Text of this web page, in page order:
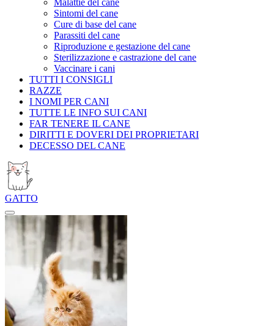
Malattie del cane
Sintomi del cane
Cure di base del cane
Parassiti del cane
Riproduzione e gestazione del cane
Sterilizzazione e castrazione del cane
Vaccinare i cani
TUTTI I CONSIGLI
RAZZE
I NOMI PER CANI
TUTTE LE INFO SUI CANI
FAR TENERE IL CANE
DIRITTI E DOVERI DEI PROPRIETARI
DECESSO DEL CANE
GATTO